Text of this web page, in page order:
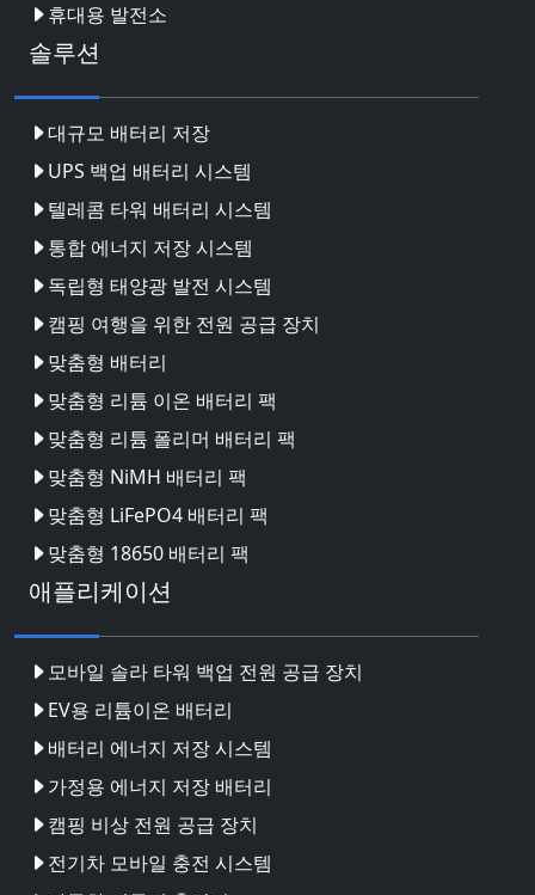
휴대용 발전소
솔루션
대규모 배터리 저장
UPS 백업 배터리 시스템
텔레콤 타워 배터리 시스템
통합 에너지 저장 시스템
독립형 태양광 발전 시스템
캠핑 여행을 위한 전원 공급 장치
맞춤형 배터리
맞춤형 리튬 이온 배터리 팩
맞춤형 리튬 폴리머 배터리 팩
맞춤형 NiMH 배터리 팩
맞춤형 LiFePO4 배터리 팩
맞춤형 18650 배터리 팩
애플리케이션
모바일 솔라 타워 백업 전원 공급 장치
EV용 리튬이온 배터리
배터리 에너지 저장 시스템
가정용 에너지 저장 배터리
캠핑 비상 전원 공급 장치
전기차 모바일 충전 시스템